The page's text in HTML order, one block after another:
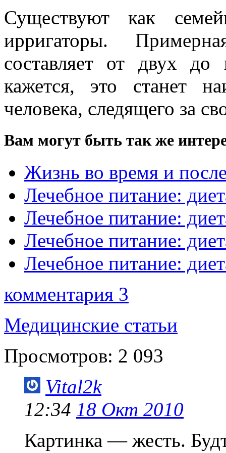
Существуют как
ирригаторы.
составляет от двух
кажется, это станет
человека, следящего за
Вам могут быть так же
Жизнь во время и
Лечебное питание:
Лечебное питание:
Лечебное питание:
Лечебное питание:
комментария 3
Медицинские статьи
Просмотров: 2 093
Vital2k
12:34 18 Окт 2010
Картинка — жесть.